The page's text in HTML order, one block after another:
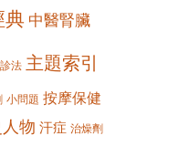
典 中醫腎臟
法 主題索引
小問題 按摩保健
物 汗症 治燥劑